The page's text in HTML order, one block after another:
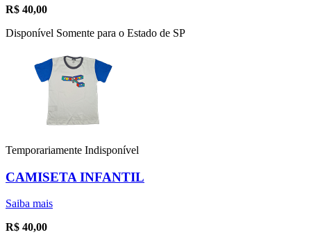
R$ 40,00
Disponível Somente para o Estado de SP
Temporariamente Indisponível
CAMISETA INFANTIL
Saiba mais
R$ 40,00